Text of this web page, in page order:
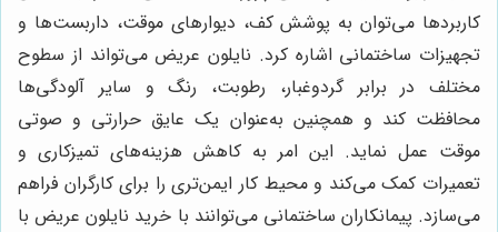
کاربردها می‌توان به پوشش کف، دیوارهای موقت، داربست‌ها و
تجهیزات ساختمانی اشاره کرد. نایلون عریض می‌تواند از سطوح
مختلف در برابر گردوغبار، رطوبت، رنگ و سایر آلودگی‌ها
محافظت کند و همچنین به‌عنوان یک عایق حرارتی و صوتی
موقت عمل نماید. این امر به کاهش هزینه‌های تمیزکاری و
تعمیرات کمک می‌کند و محیط کار ایمن‌تری را برای کارگران فراهم
می‌سازد. پیمانکاران ساختمانی می‌توانند با خرید نایلون عریض با